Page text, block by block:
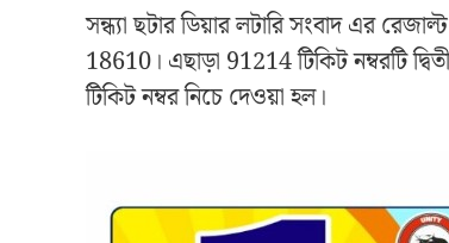
সন্ধ্যা ছটার ডিয়ার লটারি সংবাদ এর
18610। এছাড়া 91214 টিকিট নম্বরটি
টিকিট নম্বর নিচে দেওয়া হল।